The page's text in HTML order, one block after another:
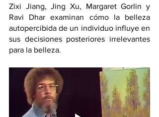
Zixi Jiang, Jing Xu, Margaret Gorlin y
Ravi Dhar examinan cómo la belleza
autopercibida de un individuo influye en
sus decisiones posteriores irrelevantes
para la belleza.